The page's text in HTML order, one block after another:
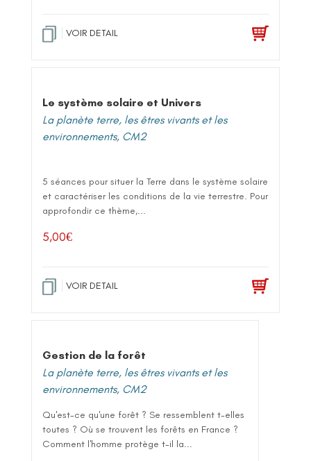
VOIR DETAIL
Le système solaire et Univers
La planète terre, les êtres vivants et les
environnements, CM2
5 séances pour situer la Terre dans le système solaire
et caractériser les conditions de la vie terrestre. Pour
approfondir ce thème,...
5,00€
VOIR DETAIL
Gestion de la forêt
La planète terre, les êtres vivants et les
environnements, CM2
Qu'est-ce qu'une forêt ? Se ressemblent t-elles
toutes ? Où se trouvent les forêts en France ?
Comment l'homme protège t-il la...